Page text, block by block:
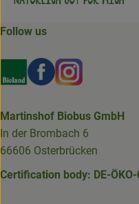
Follow us
Externer Link zu
Externer Link
Externer
Martinshof Biobus GmbH
In der Brombach 6
66606 Osterbrücken
Certification body: DE-